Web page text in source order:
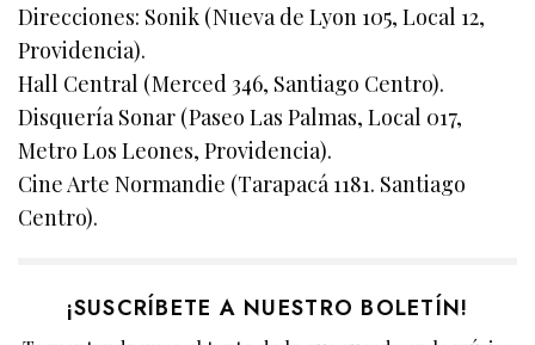
Direcciones: Sonik (Nueva de Lyon 105, Local 12,
Providencia).
Hall Central (Merced 346, Santiago Centro).
Disquería Sonar (Paseo Las Palmas, Local 017,
Metro Los Leones, Providencia).
Cine Arte Normandie (Tarapacá 1181. Santiago
Centro).
¡SUSCRÍBETE A NUESTRO BOLETÍN!